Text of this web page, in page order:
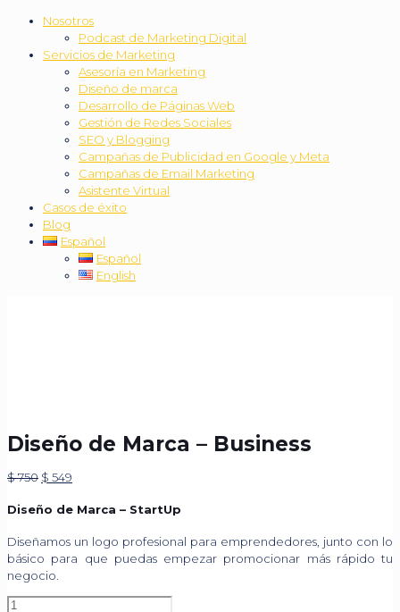
Nosotros
Podcast de Marketing Digital
Servicios de Marketing
Asesoría en Marketing
Diseño de marca
Desarrollo de Páginas Web
Gestión de Redes Sociales
SEO y Blogging
Campañas de Publicidad en Google y Meta
Campañas de Email Marketing
Asistente Virtual
Casos de éxito
Blog
Español
Español
English
Diseño de Marca – Business
$750 Original
was:
$ 549
is:
Diseño de Marca – StartUp
Diseñamos un logo profesional para emprendedores, junto con lo
básico para que puedas empezar promocionar más rápido tu
negocio.
Diseño